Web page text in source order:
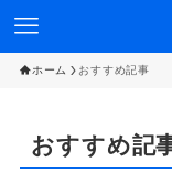
ホーム おすすめ記事
おすすめ記